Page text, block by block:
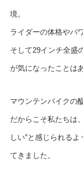
境。
ライダーの体格やパ
そして29インチ全盛
が気になったことは
マウンテンバイクの
だからこそ私たちは
しい”と感じられる
てきました。